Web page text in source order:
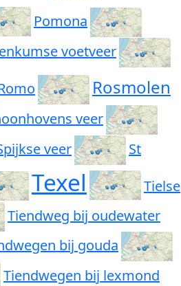
Pomona
voetveer
Rosmolen
veer
veer St
Texel
Tielse
Tiendweg bij oudewater
bij gouda
Tiendwegen bij lexmond